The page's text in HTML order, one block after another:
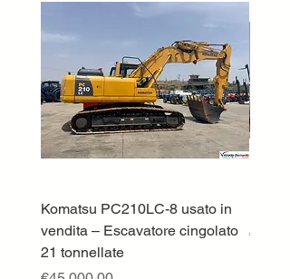
Komatsu PC210LC-8 usato in
vendita – Escavatore cingolato
21 tonnellate
Price